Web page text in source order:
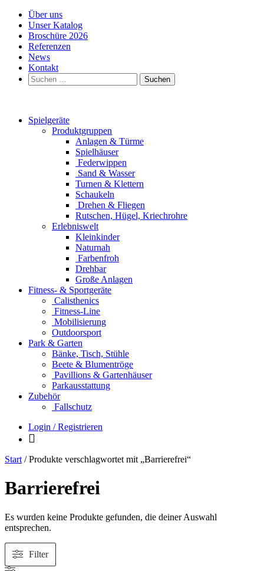
Über uns
Unser Katalog
Broschüre 2026
Referenzen
News
Kontakt
Suchen
nach:
Spielgeräte
Produktgruppen
Anlagen & Türme
Spielhäuser
Federwippen
Sand & Wasser
Turnen & Klettern
Schaukeln
Drehen & Fliegen
Rutschen, Hügel, Kriechrohre
Erlebniswelt
Kleinkinder
Naturnah
Farbenfroh
Drehbar
Große Anlagen
Fitness- & Sportgeräte
Calisthenics
Fitness-Line
Mobilisierung
Outdoorsport
Park & Garten
Bänke, Tisch, Stühle
Beete & Blumentröge
Pavillions & Gartenhäuser
Parkausstattung
Zubehör
Fallschutz
Login / Registrieren
Start / Produkte verschlagwortet mit „Barrierefrei“
Barrierefrei
Es wurden keine Produkte gefunden, die deiner Auswahl
entsprechen.
Filter